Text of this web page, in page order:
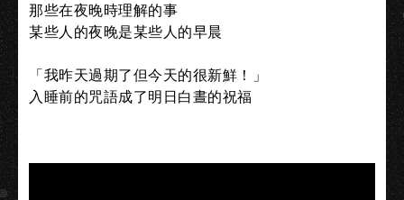
那些在夜晚時理解的事
某些人的夜晚是某些人的早晨
「我昨天過期了但今天的很新鮮！」
入睡前的咒語成了明日白晝的祝福